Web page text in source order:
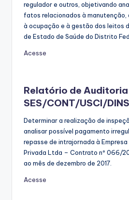
regulador e outros, objetivando
fatos relacionados à manutenção,
à ocupação e à gestão dos leitos
de Estado de Saúde do Distrito
Acesse
Relatório de Auditoria
SES/CONT/USCI/
Determinar a realização de
analisar possível pagamento
repasse de intrajornada à Empresa
Privada Ltda – Contrato nº 066/
ao mês de dezembro de 2017.
Acesse